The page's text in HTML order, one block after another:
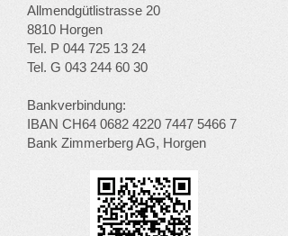
Allmendgütlistrasse 20
8810 Horgen
Tel. P 044 725 13 24
Tel. G 043 244 60 30
Bankverbindung:
IBAN CH64 0682 4220 7447 5466 7
Bank Zimmerberg AG, Horgen